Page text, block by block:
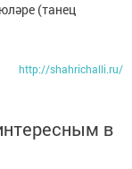
(танец
http://shahrichalli.ru/
в